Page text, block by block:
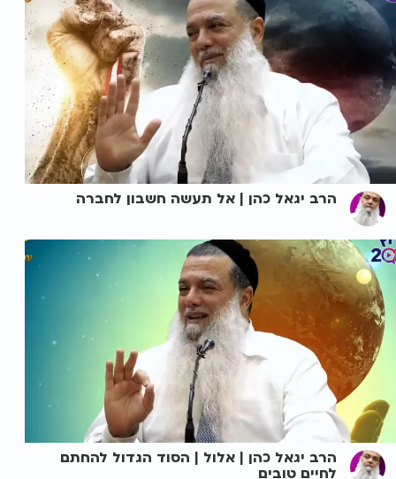
הרב יגאל כהן | אל תעשה חשבון לחברה
הרב יגאל כהן | אלול | הסוד הגדול להחתם
לחיים טובים